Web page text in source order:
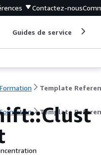
Contactez-nous
Guides de service
Template
Template